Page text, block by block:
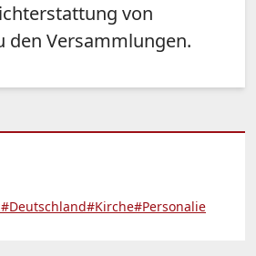
von
den Versammlungen.
#Deutschland#Kirche#Personalie